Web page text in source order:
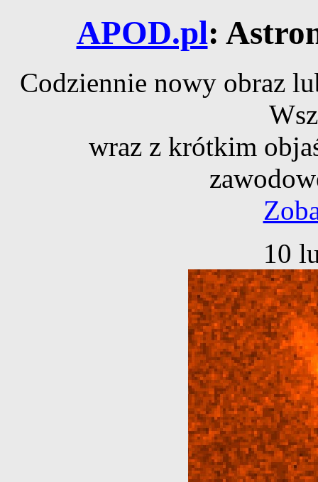
APOD.pl:
Codziennie nowy obraz
wraz z krótkim
10